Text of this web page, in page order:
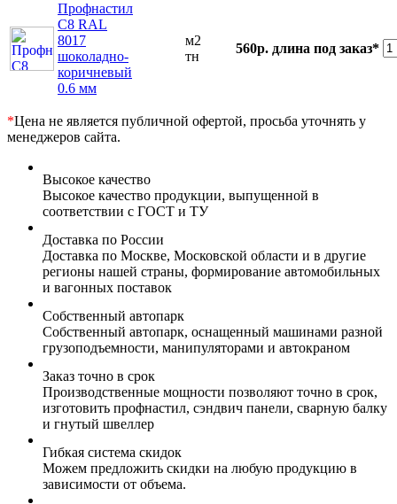
Профнастил
С8 RAL
8017
шоколадно-
коричневый
0.6 мм
м2
тн
560р. длина под заказ*
*Цена не является публичной офертой, просьба уточнять у
менеджеров сайта.
Высокое качество
Высокое качество продукции, выпущенной в
соответствии с ГОСТ и ТУ
Доставка по России
Доставка по Москве, Московской области и в другие
регионы нашей страны, формирование автомобильных
и вагонных поставок
Собственный автопарк
Собственный автопарк, оснащенный машинами разной
грузоподъемности, манипуляторами и автокраном
Заказ точно в срок
Производственные мощности позволяют точно в срок,
изготовить профнастил, сэндвич панели, сварную балку
и гнутый швеллер
Гибкая система скидок
Можем предложить скидки на любую продукцию в
зависимости от объема.